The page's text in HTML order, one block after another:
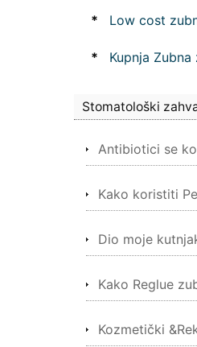
* Low cost
* Kupnja Zubna
Stomatološki
Antibiotici se
Kako koristiti
Dio moje
Kako Reglue
Kozmetički